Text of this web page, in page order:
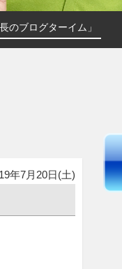
のブログターイム」
年7月20日(土)